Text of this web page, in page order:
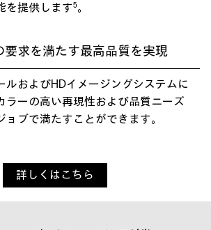
を提供します5。
要求を満たす最高品質を実現
ルおよびHDイメージングシステムに
ラーの高い再現性および品質ニーズ
ョブで満たすことができます。
詳しくはこちら